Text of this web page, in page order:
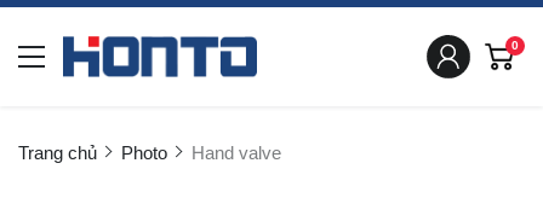
0
Trang chủ Photo Hand valve